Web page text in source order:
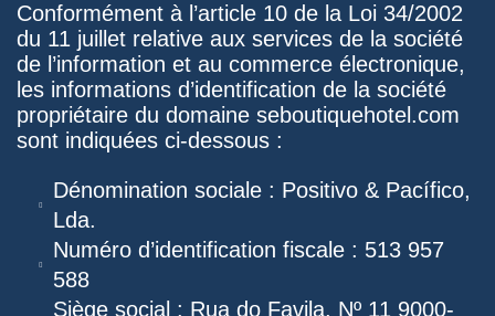
Conformément à l’article 10 de la Loi 34/2002
du 11 juillet relative aux services de la société
de l’information et au commerce électronique,
les informations d’identification de la société
propriétaire du domaine seboutiquehotel.com
sont indiquées ci-dessous :
Dénomination sociale : Positivo & Pacífico,
Lda.
Numéro d’identification fiscale : 513 957
588
Siège social : Rua do Favila, Nº 11 9000-